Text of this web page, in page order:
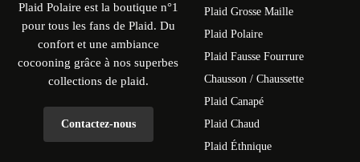
Plaid Polaire est la boutique n°1
pour tous les fans de Plaid. Du
confort et une ambiance
cocooning grâce à nos superbes
collections de plaid.
Contactez-nous
Plaid Grosse Maille
Plaid Polaire
Plaid Fausse Fourrure
Chausson / Chaussette
Plaid Canapé
Plaid Chaud
Plaid Éthnique